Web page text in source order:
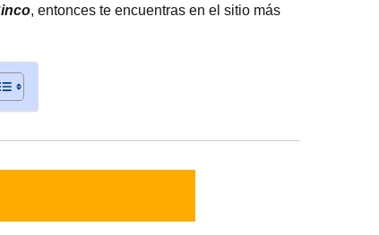
, entonces te encuentras en el sitio más